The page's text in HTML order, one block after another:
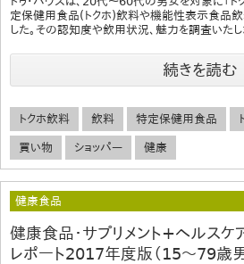
定保健用食品(トクホ)飲料や機能性表示食品飲
した。その認知度や飲用状況、魅力を調査いたし
続きを読む
トクホ飲料 飲料 特定保健用食品
買い物 ショッパー 健康
健康食品
健康食品・サプリメント+ヘルス
レポート2017年度版（15～79歳